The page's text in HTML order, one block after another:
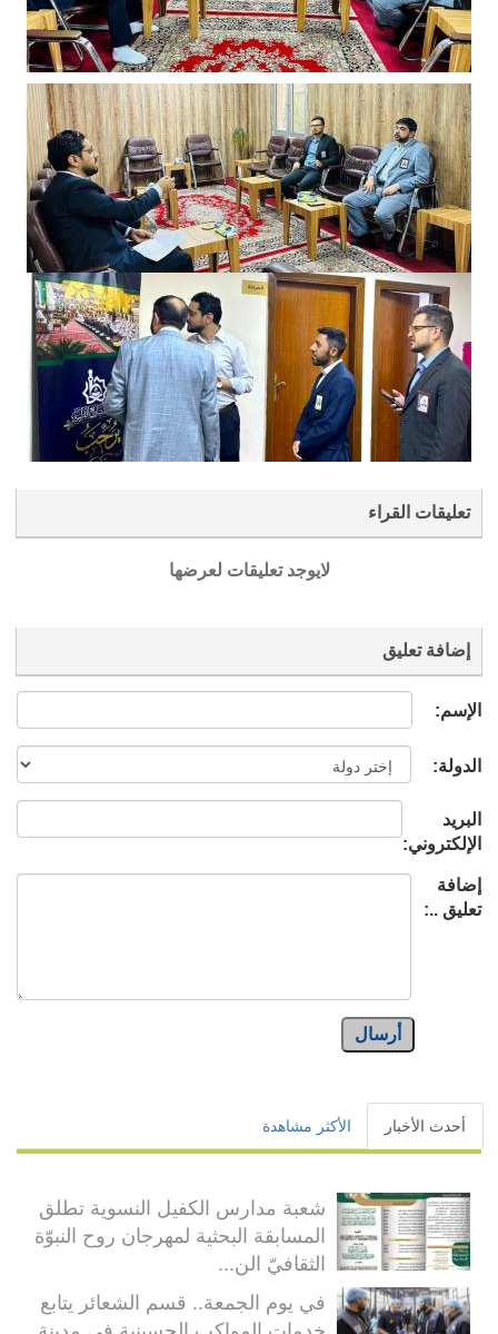
تعليقات القراء
لايوجد تعليقات لعرضها
إضافة تعليق
الإسم:
الدولة:
البريد
الإلكتروني:
إضافة
تعليق ..:
أرسال
أحدث الأخبار الأكثر مشاهدة
شعبة مدارس الكفيل النسوية تطلق
المسابقة البحثية لمهرجان روح النبوّة
الثقافيّ الن...
في يوم الجمعة.. قسم الشعائر يتابع